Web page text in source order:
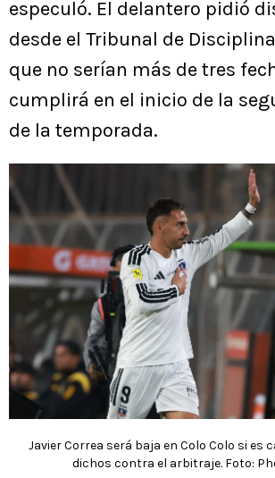
especuló. El delantero pidió
desde el Tribunal de
que no serían más de tres
cumplirá en el inicio de la
de la temporada.
Javier Correa será baja en Colo Colo si es
dichos contra el arbitraje. Foto: